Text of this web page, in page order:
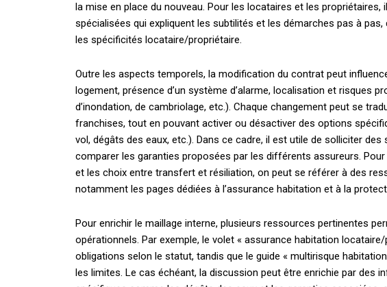
la mise en place du nouveau. Pour les locataires et les
spécialisées qui expliquent les subtilités et les démarches pas à
les spécificités locataire/propriétaire.
Outre les aspects temporels, la modification du contrat peut
logement, présence d’un système d’alarme, localisation et risques
d’inondation, de cambriolage, etc.). Chaque changement peut se
franchises, tout en pouvant activer ou désactiver des options
vol, dégâts des eaux, etc.). Dans ce cadre, il est utile de solliciter
comparer les garanties proposées par les différents assureurs.
et les choix entre transfert et résiliation, on peut se référer à des
notamment les pages dédiées à l’assurance habitation et à la
Pour enrichir le maillage interne, plusieurs ressources pertinentes
opérationnels. Par exemple, le volet « assurance habitation
obligations selon le statut, tandis que le guide « multirisque
les limites. Le cas échéant, la discussion peut être enrichie par des